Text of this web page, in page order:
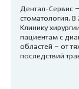
Дентал-Сервис
стоматология.
Клинику
пациентам с
областей – от
последствий